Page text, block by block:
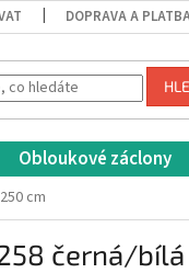
DOPRAVA A
Obloukové záclony
cm
černá/